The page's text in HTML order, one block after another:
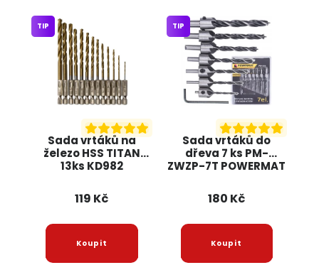
Sada vrtáků na
železo HSS TITAN
13ks KD982
TIP
119 Kč
Sada vrtáků do
dřeva 7 ks PM-
ZWZP-7T POWERMAT
TIP
180 Kč